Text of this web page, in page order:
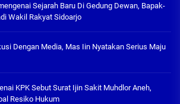
Sejarah Baru Di Gedung Dewan, Bapak-
Wakil Rakyat Sidoarjo
Dengan Media, Mas Iin Nyatakan Serius Maju
KPK Sebut Surat Ijin Sakit Muhdlor Aneh,
Resiko Hukum